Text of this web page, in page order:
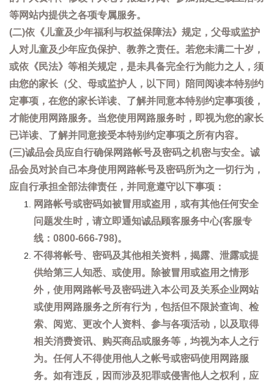
等网站内提供之各项专属服务。
(二)依《儿童及少年福利与权益保障法》规定，父母或监护
人对儿童及少年应负保护、教养之责任。若您未满二十岁，
或依《民法》等相关规定，是未具备完全行为能力之人，须
由您的家长（父、母或监护人，以下同）陪同阅读本特别约
定事项，在您的家长详读、了解并同意本特别约定事项後，
才能使用网路服务。当您使用网路服务时，即视为您的家长
已详读、了解并同意接受本特别约定事项之所有内容。
(三)诚品会员应自行确保网路帐号及密码之机密与安全。诚
品会员对於自己本身使用网路帐号及密码所为之一切行为，
应自行承担全部法律责任，并同意遵守以下事项：
网路帐号或密码如被冒用或盗用，或有其他任何安全
问题发生时，请立即通知诚品顾客服务中心(客服专
线：0800-666-798)。
不得将帐号、密码及其他相关资料，揭露、泄露或提
供给第三人知悉、或使用。除被冒用或盗用之情形
外，使用网路帐号及密码进入本公司及关系企业网站
或使用网路服务之所有行为，包括但不限於查询、检
索、阅览、更改个人资料、参与各项活动，以及取得
相关消费资讯、购买商品或服务等，均视为本人之行
为。任何人不得使用他人之帐号或密码使用网路服
务。如有违反，因而涉及犯罪或侵害他人之权利，应